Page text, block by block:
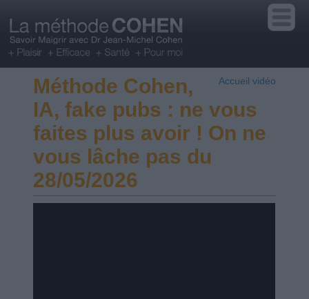
Accueil vidéo
Méthode Cohen,
IA, fake pubs : ne vous
faites plus avoir ! On ne
vous lâche pas du
28/05/2026